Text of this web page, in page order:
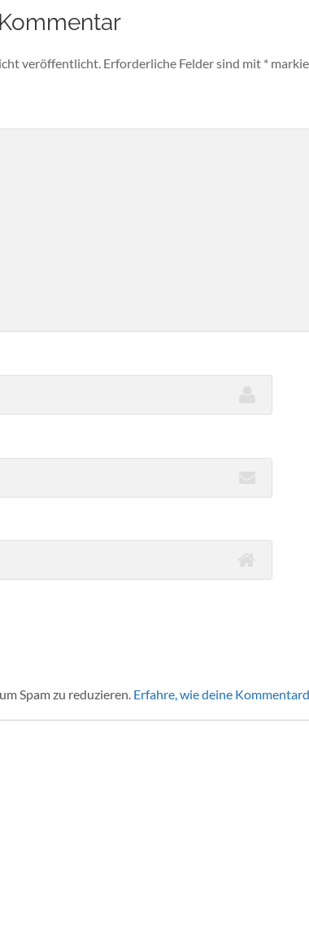
veröffentlicht. Erforderliche Felder sind mit *
Spam zu reduzieren. Erfahre, wie deine